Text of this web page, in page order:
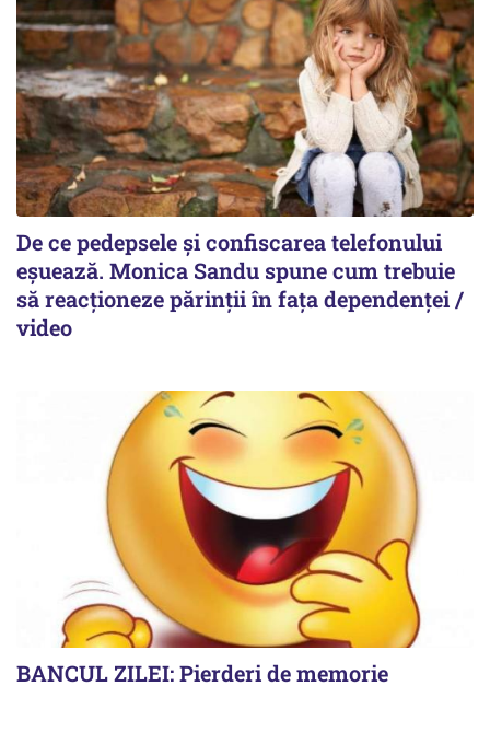
De ce pedepsele și confiscarea telefonului
eșuează. Monica Sandu spune cum trebuie
să reacționeze părinții în fața dependenței /
video
BANCUL ZILEI: Pierderi de memorie